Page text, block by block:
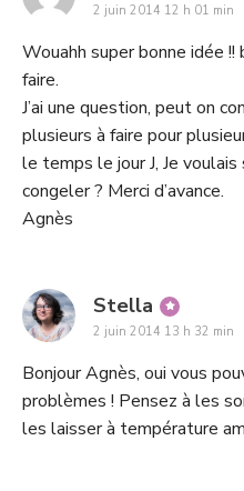
2 juin 2014 12 h 01 min
Wouahh super bonne idée
faire.
J’ai une question, peut on
plusieurs à faire pour
le temps le jour J, Je
congeler ? Merci d’avance.
Agnès
Stella says:
2 juin 2014 13 h 32 min
Bonjour Agnès, oui vous
problèmes ! Pensez à les
les laisser à température